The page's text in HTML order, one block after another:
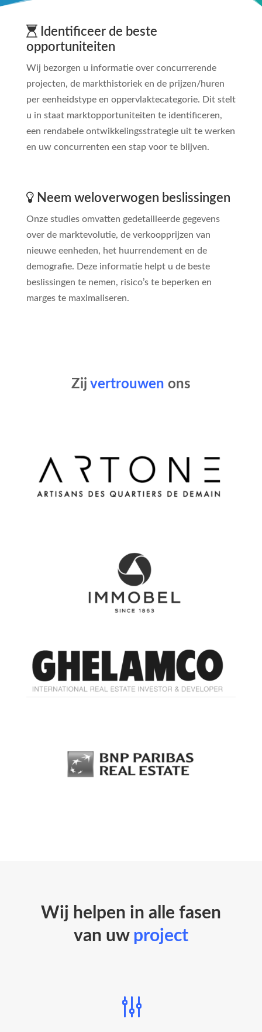
Identificeer de beste
opportuniteiten
Wij bezorgen u informatie over concurrerende
projecten, de markthistoriek en de prijzen/huren
per eenheidstype en oppervlaktecategorie. Dit stelt
u in staat marktopportuniteiten te identificeren,
een rendabele ontwikkelingsstrategie uit te werken
en uw concurrenten een stap voor te blijven.
Neem weloverwogen beslissingen
Onze studies omvatten gedetailleerde gegevens
over de marktevolutie, de verkoopprijzen van
nieuwe eenheden, het huurrendement en de
demografie. Deze informatie helpt u de beste
beslissingen te nemen, risico’s te beperken en
marges te maximaliseren.
Zij vertrouwen ons
Wij helpen in alle fasen
van uw project
g